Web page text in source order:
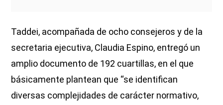
Taddei, acompañada de ocho consejeros y de la
secretaria ejecutiva, Claudia Espino, entregó un
amplio documento de 192 cuartillas, en el que
básicamente plantean que “se identifican
diversas complejidades de carácter normativo,